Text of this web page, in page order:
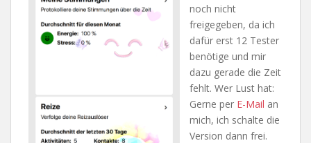
noch nicht
freigegeben, da ich
dafür erst 12 Tester
benötige und mir
dazu gerade die Zeit
fehlt. Wer Lust hat:
Gerne per E-Mail an
mich, ich schalte die
Version dann frei.